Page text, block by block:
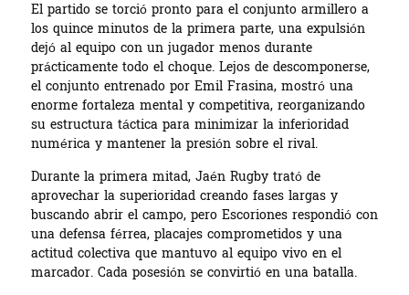
El partido se torció pronto para el conjunto armillero a
los quince minutos de la primera parte, una expulsión
dejó al equipo con un jugador menos durante
prácticamente todo el choque. Lejos de descomponerse,
el conjunto entrenado por Emil Frasina, mostró una
enorme fortaleza mental y competitiva, reorganizando
su estructura táctica para minimizar la inferioridad
numérica y mantener la presión sobre el rival.
Durante la primera mitad, Jaén Rugby trató de
aprovechar la superioridad creando fases largas y
buscando abrir el campo, pero Escoriones respondió con
una defensa férrea, placajes comprometidos y una
actitud colectiva que mantuvo al equipo vivo en el
marcador. Cada posesión se convirtió en una batalla.